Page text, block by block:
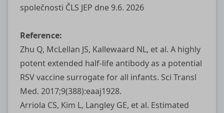
společnosti ČLS JEP dne 9.6. 2026
Reference:
Zhu Q, McLellan JS, Kallewaard NL, et al. A highly
potent extended half-life antibody as a potential
RSV vaccine surrogate for all infants. Sci Transl
Med. 2017;9(388):eaaj1928.
Arriola CS, Kim L, Langley GE, et al. Estimated